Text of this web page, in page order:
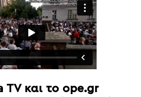
TV και το ope.gr